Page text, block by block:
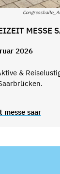
MESSE
2026
&
messe saar